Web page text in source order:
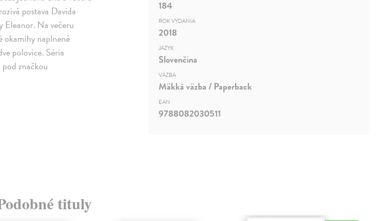
postava Davida
Eleanor. Na večeru
okamihy naplnené
polovice. Séria
značkou
184
ROK VYDANIA
2018
JAZYK
Slovenčina
VÄZBA
Mäkká väzba / Paperback
EAN
9788082030511
tituly